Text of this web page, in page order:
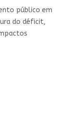
público em
do déficit,